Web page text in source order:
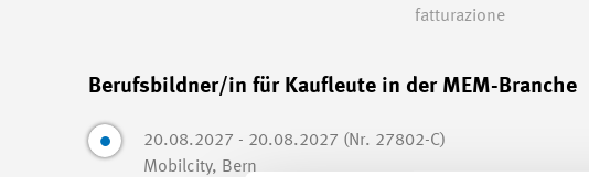
fatturazione
Berufsbildner/in für Kaufleute in der MEM-Branche
20.08.2027 - 20.08.2027 (Nr. 27802-C)
Mobilcity, Bern